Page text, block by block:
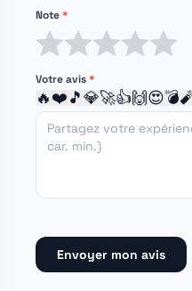
Note*
Votre avis*
🔥❤️🎵💎🚀👍🙌😍💣
Envoyer mon avis